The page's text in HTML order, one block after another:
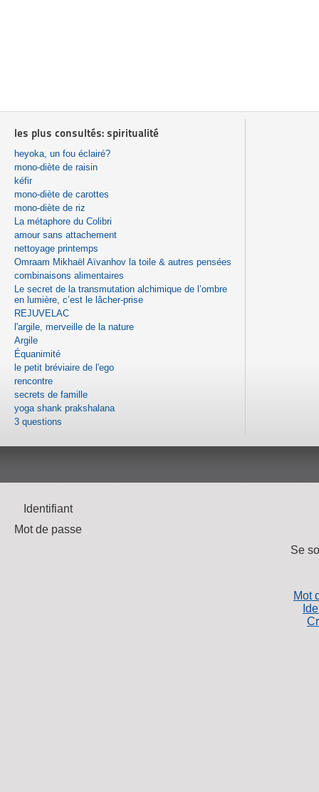
les plus consultés: spiritualité
heyoka, un fou éclairé?
mono-diète de raisin
kéfir
mono-diète de carottes
mono-diète de riz
La métaphore du Colibri
amour sans attachement
nettoyage printemps
Omraam Mikhaël Aïvanhov la toile & autres pensées
combinaisons alimentaires
Le secret de la transmutation alchimique de l’ombre
en lumière, c’est le lâcher-prise
REJUVELAC
l'argile, merveille de la nature
Argile
Équanimité
le petit bréviaire de l'ego
rencontre
secrets de famille
yoga shank prakshalana
3 questions
Identifiant
Mot de passe
Se
Mot